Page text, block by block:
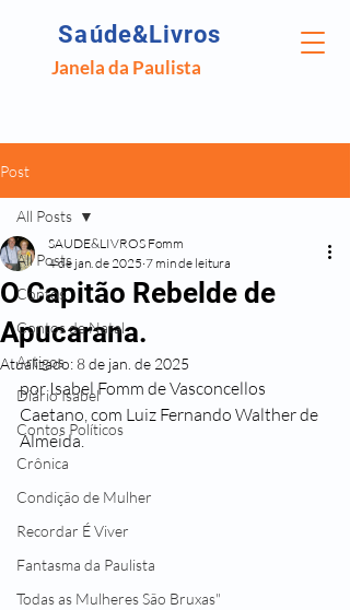
Saúde&Livros
Janela da Paulista
Post
All Posts
Contos
Contos de Natal
Artigos
Diário Isabel
Contos Políticos
Crônica
Condição de Mulher
Recordar É Viver
Fantasma da Paulista
Todas as Mulheres São Bruxas"
All Posts
O Capitão Rebelde de
Apucarana.
SAUDE&LIVROS Fomm
4 de jan. de 2025 7 min de leitura
Atualizado:8 de jan. de 2025
por Isabel Fomm de Vasconcellos
Caetano, com Luiz Fernando Walther de
Almeida.